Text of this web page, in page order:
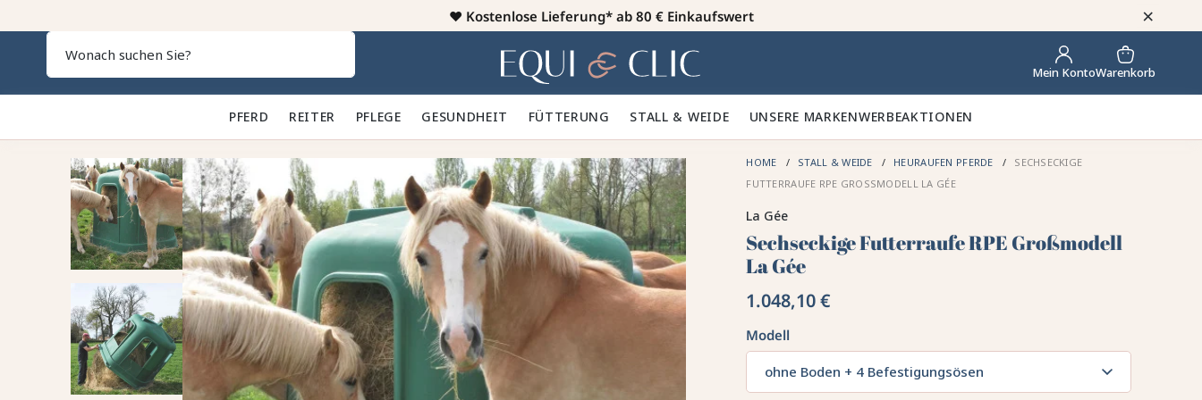
♥️ Kostenlose Lieferung* ab 80 € Einkaufswert ×
Heim Mein KontoWarenkorb
PFERD 🐎 REITER 👕 PFLEGE 🪮 GESUNDHEIT ✨ FÜTTERUNG 🥕 STALL & WEIDE 🍃 UNSERE MARKENWERBEAKTIONEN
HOME STALL & WEIDE HEURAUFEN PFERDE
SECHSECKIGE
FUTTERRAUFE RPE GROSSMODELL LA GÉE
La Gée
Sechseckige Futterraufe RPE Großmodell
La Gée
1.048,10 €
Modell
ohne Boden + 4 Befestigungsösen